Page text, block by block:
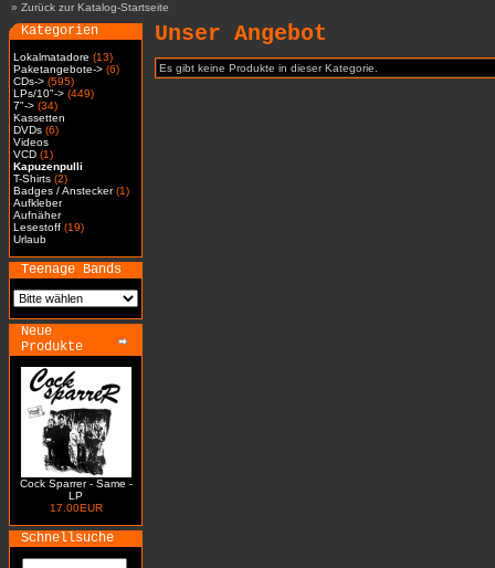
» Zurück zur Katalog-Startseite
Kategorien
Lokalmatadore (13)
Paketangebote-> (6)
CDs-> (595)
LPs/10"-> (449)
7"-> (34)
Kassetten
DVDs (6)
Videos
VCD (1)
Kapuzenpulli
T-Shirts (2)
Badges / Anstecker(1)
Aufkleber
Aufnäher
Lesestoff (19)
Urlaub
Teenage Bands
Neue
Produkte
Cock Sparrer - Same -
LP
17.00EUR
Schnellsuche
Unser Angebot
Es gibt keine Produkte in dieser Kategorie.